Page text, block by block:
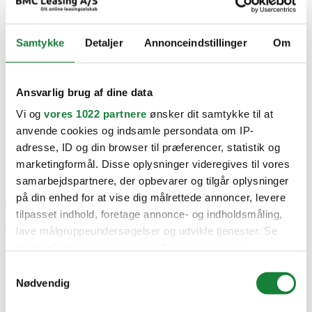
Samtykke Detaljer Annonceindstillinger Om
Ansvarlig brug af dine data
Vi og vores 1022 partnere ønsker dit samtykke til at
anvende cookies og indsamle persondata om IP-
adresse, ID og din browser til præferencer, statistik og
marketingformål. Disse oplysninger videregives til vores
samarbejdspartnere, der opbevarer og tilgår oplysninger
på din enhed for at vise dig målrettede annoncer, levere
tilpasset indhold, foretage annonce- og indholdsmåling,
lave målgruppeundersøgelser og udvikle tjenester. Se
tilbage eller ændre indstillinger fra vores
"Cookiedeklaration", eller ved at trykke på "Privacy
Nødvendig
C-klasse
Kr. 1.399,- — Kr. 1.999,-
Kr. 2.000,- — Kr. 2.999,-
Kr. 3.000,- — Kr. 999.999,-
Bil type
Kontakt os her
og få besked når din